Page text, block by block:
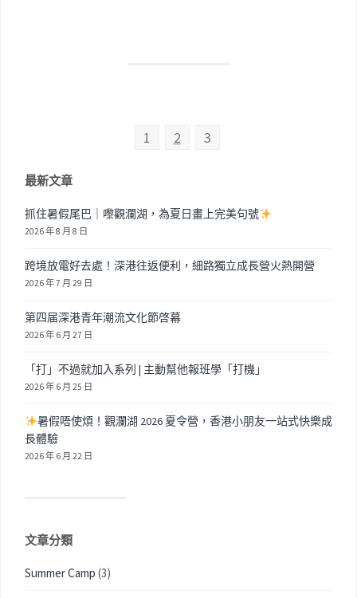
1 2 3
最新文章
抓住暑假尾巴｜嚟觀瀾湖，為夏日畫上完美句號
2026 年 8 月 8 日
跨境放電好去處！深港往返便利，細路獨立成長營火熱開營
2026 年 7 月 29 日
第四届深港青年潮流文化節啓幕
2026 年 6 月 27 日
「打」不過就加入系列 | 主動幫他報班學「打機」
2026 年 6 月 25 日
暑假唔使煩！觀瀾湖 2026 夏令營，香港小朋友一站式快樂成
長體驗
2026 年 6 月 22 日
文章分類
Summer Camp (3)